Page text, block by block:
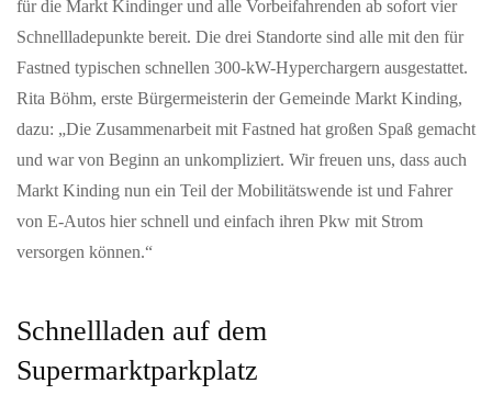
für die Markt Kindinger und alle Vorbeifahrenden ab sofort vier
Schnellladepunkte bereit. Die drei Standorte sind alle mit den für
Fastned typischen schnellen 300-kW-Hyperchargern ausgestattet.
Rita Böhm, erste Bürgermeisterin der Gemeinde Markt Kinding,
dazu: „Die Zusammenarbeit mit Fastned hat großen Spaß gemacht
und war von Beginn an unkompliziert. Wir freuen uns, dass auch
Markt Kinding nun ein Teil der Mobilitätswende ist und Fahrer
von E-Autos hier schnell und einfach ihren Pkw mit Strom
versorgen können.“
Schnellladen auf dem
Supermarktparkplatz